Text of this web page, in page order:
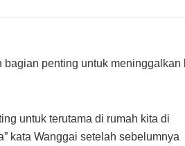
penting untuk meninggalkan
untuk terutama di rumah kita di
kata Wanggai setelah sebelumnya